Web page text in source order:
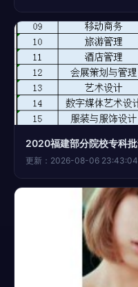
更新：2026-08-06 23:43:04